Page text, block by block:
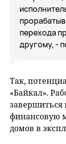
перехода
другому, -
Так,
«Байкал».
завершиться
финансовую
домов в